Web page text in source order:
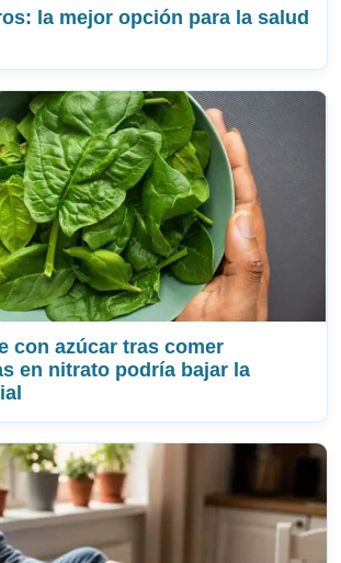
la mejor opción para la salud
con azúcar tras comer
en nitrato podría bajar la